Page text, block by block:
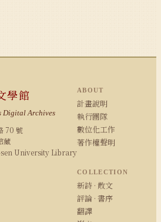
學館
Digital Archives
70 號
藏
University Library
ABOUT
計畫說明
執行團隊
數位化工作
著作權聲明
COLLECTION
新詩 · 散文
評論 · 書序
翻譯